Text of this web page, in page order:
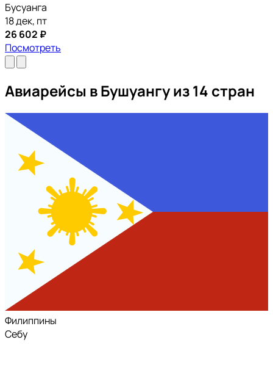
Бусуанга
18 дек, пт
26 602 ₽
Посмотреть
Авиарейсы в Бушуангу из 14 стран
Филиппины
Себу